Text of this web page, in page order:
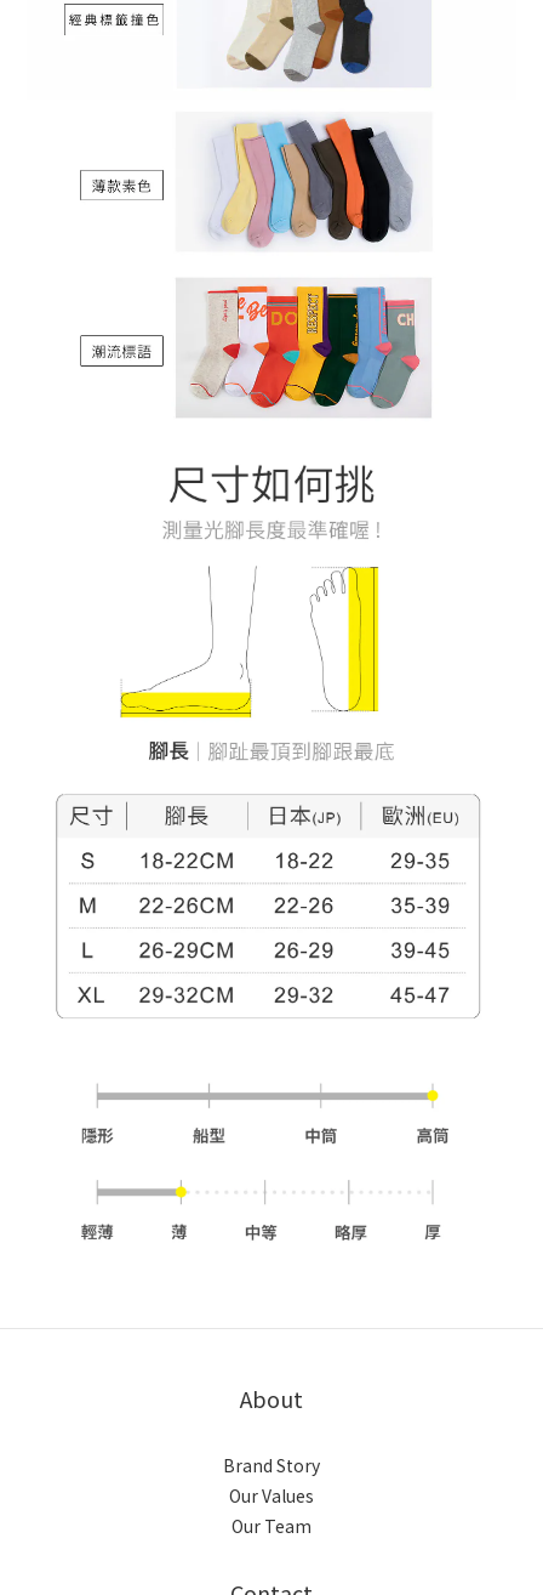
About
Brand Story
Our Values
Our Team